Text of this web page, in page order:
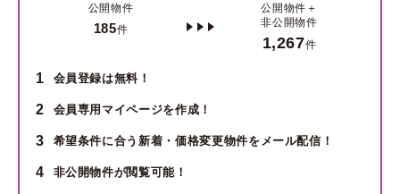
公開物件
185件
公開物件＋
非公開物件
1,267件
1 会員登録は無料！
2 会員専用マイページを作成！
3 希望条件に合う新着・価格変更物件をメール配信！
4 非公開物件が閲覧可能！